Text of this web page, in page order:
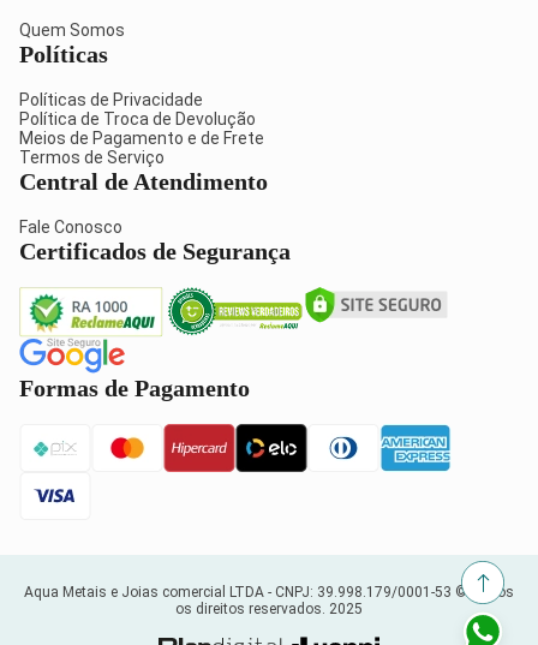
Quem Somos
Políticas
Políticas de Privacidade
Política de Troca de Devolução
Meios de Pagamento e de Frete
Termos de Serviço
Central de Atendimento
Fale Conosco
Certificados de Segurança
Formas de Pagamento
Aqua Metais e Joias comercial LTDA - CNPJ: 39.998.179/0001-53 © Todos
os direitos reservados. 2025